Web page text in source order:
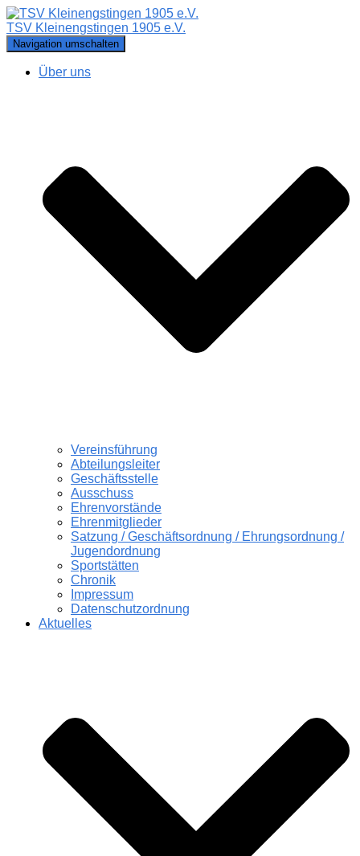
TSV Kleinengstingen 1905 e.V.
Navigation umschalten
Über uns
Vereinsführung
Abteilungsleiter
Geschäftsstelle
Ausschuss
Ehrenvorstände
Ehrenmitglieder
Satzung / Geschäftsordnung / Ehrungsordnung /
Jugendordnung
Sportstätten
Chronik
Impressum
Datenschutzordnung
Aktuelles